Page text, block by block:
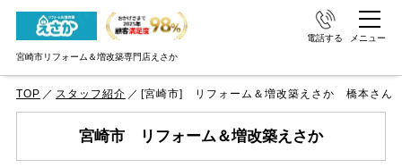
宮崎市リフォーム＆増改築専門店えさか
電話する メニュー
TOP スタッフ紹介 [宮崎市] リフォーム＆増改築えさか 橋本さん
宮崎市 リフォーム＆増改築えさか